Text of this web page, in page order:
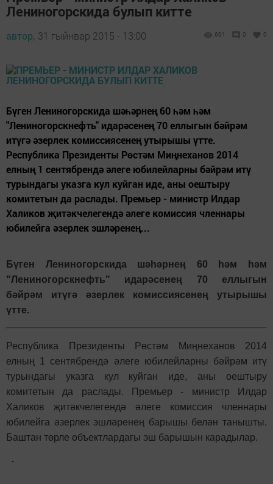
Лениногорскида булып китте
автор, 31 гыйнвар 2015 - 13:00 691 0 0
Бүген Лениногорскида шәһәрнең 60 һәм һәм
"Лениногорскнефть" идарәсенең 70 еллыгын бәйрәм
итүгә әзерлек комиссиясенең утырышы үтте.
Республика Президенты Рөстәм Миңнеханов 2014
елның 1 сентябрендә әлеге юбилейларны бәйрәм итү
турындагы указга кул куйган иде, аны оештыру
комитетын да раслады. Премьер - министр Илдар
Халиков җитәкчелегендә әлеге комиссия членнары
юбилейга әзерлек эшләренең...
Бүген Лениногорскида шәһәрнең 60 һәм һәм
"Лениногорскнефть" идарәсенең 70 еллыгын
бәйрәм итүгә әзерлек комиссиясенең утырышы
үтте.
Республика Президенты Рөстәм Миңнеханов 2014
елның 1 сентябрендә әлеге юбилейларны бәйрәм итү
турындагы указга кул куйган иде, аны оештыру
комитетын да раслады. Премьер - министр Илдар
Халиков җитәкчелегендә әлеге комиссия членнары
юбилейга әзерлек эшләренең барышы белән танышты.
Баштан төрле объектлардагы эш барышын карадылар.